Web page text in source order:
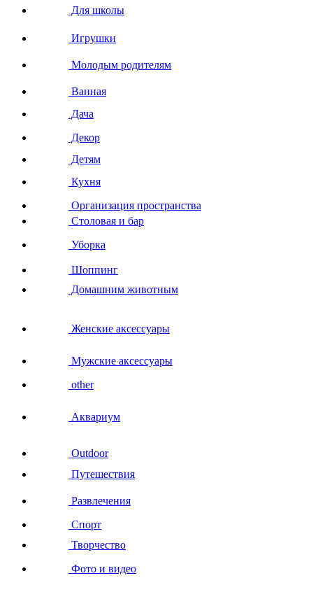
Для школы
Игрушки
Молодым родителям
Ванная
Дача
Декор
Детям
Кухня
Организация пространства
Столовая и бар
Уборка
Шоппинг
Домашним животным
Женские аксессуары
Мужские аксессуары
other
Аквариум
Outdoor
Путешествия
Развлечения
Спорт
Творчество
Фото и видео